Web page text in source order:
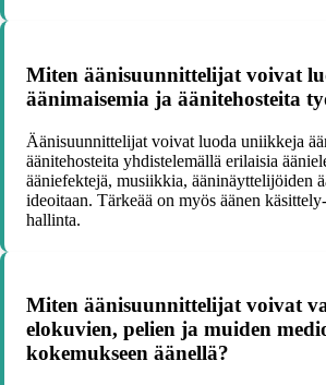
Miten äänisuunnittelijat voivat
äänimaisemia ja äänitehosteita
Äänisuunnittelijat voivat luoda uniikkeja
äänitehosteita yhdistelemällä erilaisia
ääniefektejä, musiikkia, ääninäyttelijöiden
ideoitaan. Tärkeää on myös äänen
hallinta.
Miten äänisuunnittelijat voivat
elokuvien, pelien ja muiden
kokemukseen äänellä?